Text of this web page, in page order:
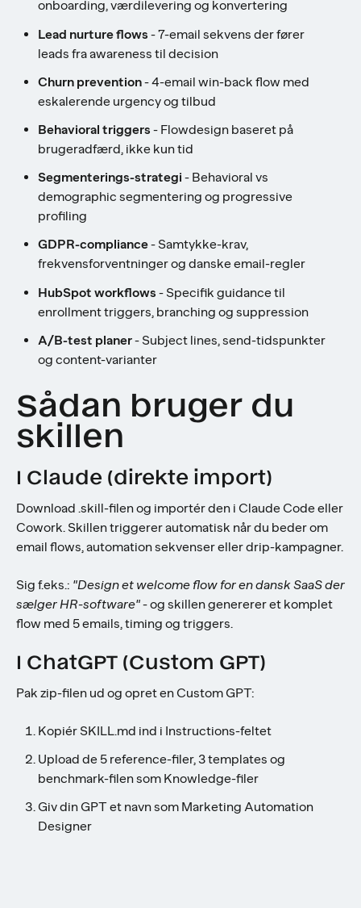
onboarding, værdilevering og konvertering
Lead nurture flows - 7-email sekvens der fører
leads fra awareness til decision
Churn prevention- 4-email win-back flow med
eskalerende urgency og tilbud
Behavioral triggers - Flowdesign baseret på
brugeradfærd, ikke kun tid
Segmenterings-strategi - Behavioral vs
demographic segmentering og progressive
profiling
GDPR-compliance- Samtykke-krav,
frekvensforventninger og danske email-regler
HubSpot workflows - Specifik guidance til
enrollment triggers, branching og suppression
A/B-test planer- Subject lines, send-tidspunkter
og content-varianter
Sådan bruger du
skillen
I Claude (direkte import)
Download .skill-filen og importér den i Claude Code eller
Cowork. Skillen triggerer automatisk når du beder om
email flows, automation sekvenser eller drip-kampagner.
Sig f.eks.: "Design et welcome flow for en dansk SaaS der
sælger HR-software"- og skillen genererer et komplet
flow med 5 emails, timing og triggers.
I ChatGPT (Custom GPT)
Pak zip-filen ud og opret en Custom GPT:
Kopiér SKILL.md ind i Instructions-feltet
Upload de 5 reference-filer, 3 templates og
benchmark-filen som Knowledge-filer
Giv din GPT et navn som Marketing Automation
Designer